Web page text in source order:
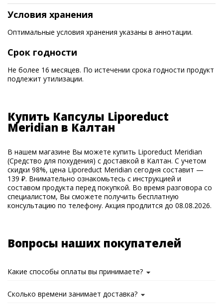
Условия хранения
Оптимальные условия хранения указаны в аннотации.
Срок годности
Не более 16 месяцев. По истечении срока годности продукт
подлежит утилизации.
Купить Капсулы Liporeduct
Meridian в Калтан
В нашем магазине Вы можете купить Liporeduct Meridian
(Средство для похудения) с доставкой в Калтан. С учетом
скидки 98%, цена Liporeduct Meridian сегодня составит —
139 ₽. Внимательно ознакомьтесь с инструкцией и
составом продукта перед покупкой. Во время разговора со
специалистом, Вы сможете получить бесплатную
консультацию по телефону. Акция продлится до 08.08.2026.
Вопросы наших покупателей
Какие способы оплаты вы принимаете?
Сколько времени занимает доставка?